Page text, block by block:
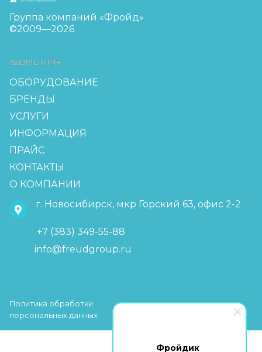
Фройдик
Группа компаний «Фройд»
©2009—2026
ISOMORPH
ОБОРУДОВАНИЕ
БРЕНДЫ
УСЛУГИ
ИНФОРМАЦИЯ
ПРАЙС
КОНТАКТЫ
О КОМПАНИИ
г. Новосибирск, мкр Горский 63, офис 2-2
+7 (383) 349-55-88
info@freudgroup.ru
Политика обработки
персональных данных